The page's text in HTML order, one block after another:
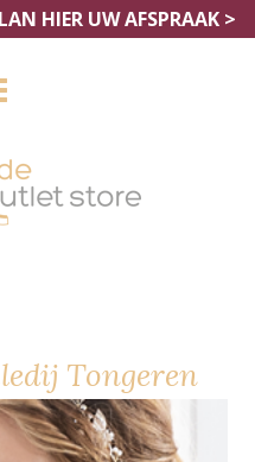
HIER UW AFSPRAAK >
Tongeren